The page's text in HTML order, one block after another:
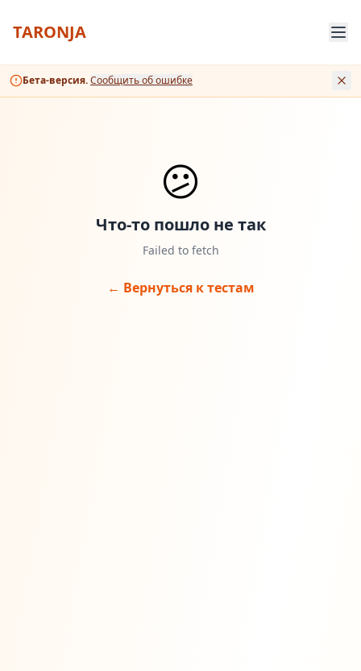
TARONJA
Бета-версия.Сообщить об ошибке
😕
Что-то пошло не так
Failed to fetch
← Вернуться к тестам